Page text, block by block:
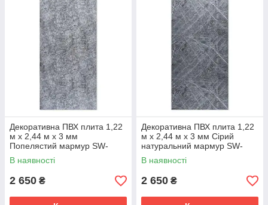
Декоративна ПВХ плита 1,22
м х 2,44 м х 3 мм
Попелястий мармур SW-
00001405
В наявності
2 650 ₴
Декоративна ПВХ плита 1,22
м х 2,44 м х 3 мм Сірий
натуральний мармур SW-
00001406
В наявності
2 650 ₴